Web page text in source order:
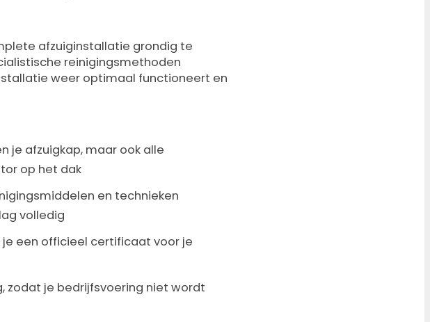
afzuiginstallatie grondig te
reinigingsmethoden
weer optimaal functioneert en
je afzuigkap, maar ook alle
op het dak
en technieken
volledig
een officieel certificaat voor je
zodat je bedrijfsvoering niet wordt